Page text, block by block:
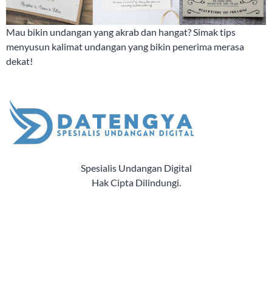
Mau bikin undangan yang akrab dan hangat? Simak tips
menyusun kalimat undangan yang bikin penerima merasa
dekat!
Spesialis Undangan Digital
Hak Cipta Dilindungi.